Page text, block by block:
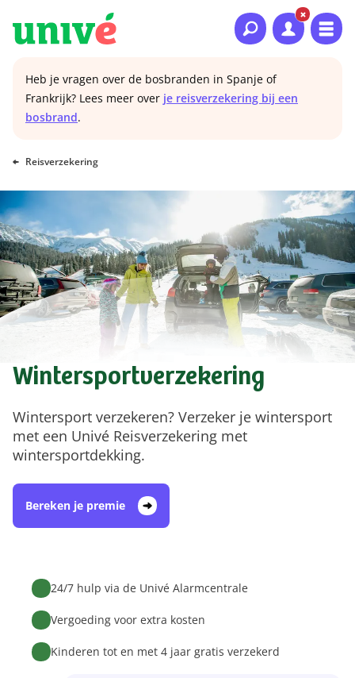
Naar hoofdinhoud
Naar hoofdnavigatie
Naar footer
Heb je vragen over de bosbranden in Spanje of
Frankrijk? Lees meer over je reisverzekering bij een
bosbrand.
Reisverzekering
Wintersportverzekering
Wintersport verzekeren? Verzeker je wintersport
met een Univé Reisverzekering met
wintersportdekking.
Bereken je premie
24/7 hulp via de Univé Alarmcentrale
Vergoeding voor extra kosten
Kinderen tot en met 4 jaar gratis verzekerd